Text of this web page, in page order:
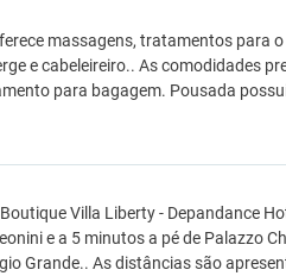
massagens, tratamentos
e cabeleireiro.. As comodidades
para bagagem. Pousada
Villa Liberty - Depandance
e a 5 minutos a pé de Palazzo
Grande.. As distâncias são